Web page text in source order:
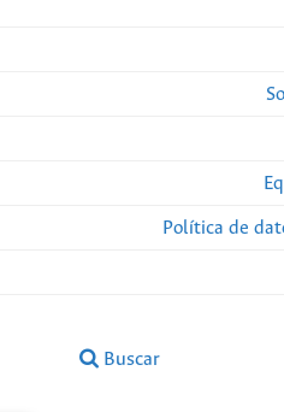
Política de
Buscar